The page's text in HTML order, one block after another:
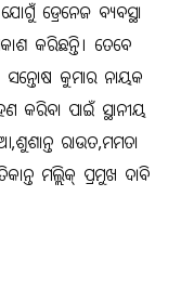
ଡ୍ରେନେଜ ବ୍ୟବସ୍ଥା
କରିଛନ୍ତି। ତେବେ
ସନ୍ତୋଷ କୁମାର ନାୟକ
କରିବା ପାଇଁ ସ୍ଥାନୀୟ
ରାଉତ,ମମତା
ମଲ୍ଲିକ୍ ପ୍ରମୁଖ ଦାବି